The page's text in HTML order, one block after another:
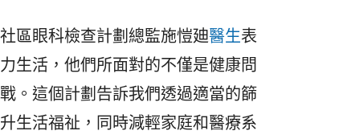
區眼科檢查計劃總監施愷廸醫生表
生活，他們所面對的不僅是健康問
。這個計劃告訴我們透過適當的篩
生活福祉，同時減輕家庭和醫療系